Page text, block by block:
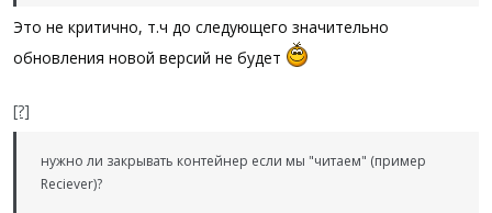
Это не критично, т.ч до следующего значительно
обновления новой версий не будет
[?]
нужно ли закрывать контейнер если мы "читаем" (пример
Reciever)?